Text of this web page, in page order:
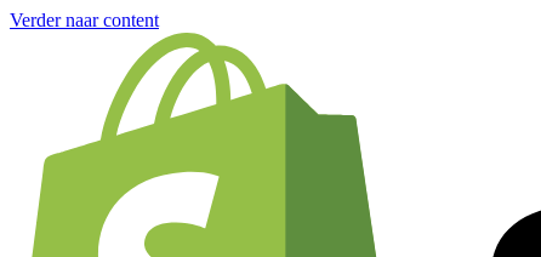
Verder naar content